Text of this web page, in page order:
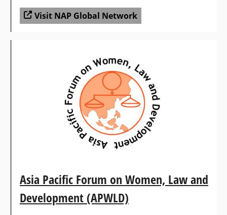
Visit NAP Global Network
Asia Pacific Forum on Women, Law and
Development (APWLD)